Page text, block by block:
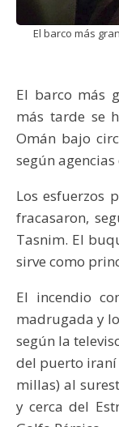
El barco más
El barco más
más tarde se
Omán bajo
según
Los esfuerzos
fracasaron,
Tasnim. El
sirve como
El incendio
madrugada y
según la
del puerto iraní
millas) al
y cerca del